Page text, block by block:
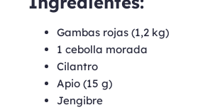
Gambas rojas (1,2 kg)
1 cebolla morada
Cilantro
Apio (15 g)
Jengibre